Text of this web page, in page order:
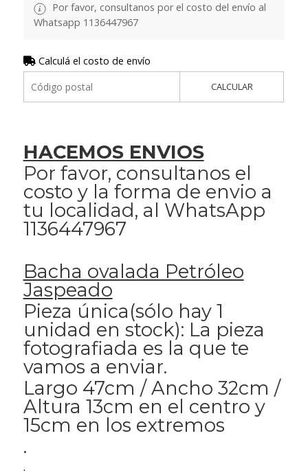
Por favor, consultanos por el costo del envío al
Whatsapp 1136447967
Calculá el costo de envío
CALCULAR
HACEMOS ENVIOS
Por favor, consultanos el
costo y la forma de envio a
tu localidad, al WhatsApp
1136447967
Bacha ovalada Petróleo
Jaspeado
Pieza única(sólo hay 1
unidad en stock): La pieza
fotografiada es la que te
vamos a enviar.
Largo 47cm / Ancho 32cm /
Altura 13cm en el centro y
15cm en los extremos
.
.